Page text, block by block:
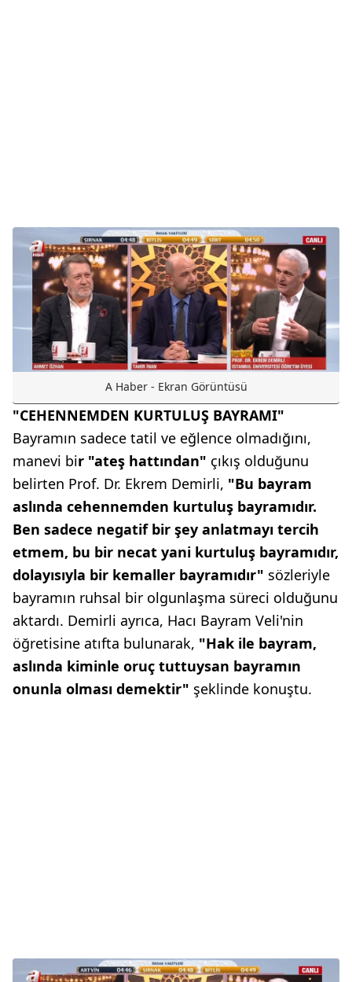
A Haber - Ekran Görüntüsü
"CEHENNEMDEN KURTULUŞ BAYRAMI"
Bayramın sadece tatil ve eğlence olmadığını,
manevi bir "ateş hattından" çıkış olduğunu
belirten Prof. Dr. Ekrem Demirli, "Bu bayram
aslında cehennemden kurtuluş bayramıdır.
Ben sadece negatif bir şey anlatmayı tercih
etmem, bu bir necat yani kurtuluş bayramıdır,
dolayısıyla bir kemaller bayramıdır" sözleriyle
bayramın ruhsal bir olgunlaşma süreci olduğunu
aktardı. Demirli ayrıca, Hacı Bayram Veli'nin
öğretisine atıfta bulunarak, "Hak ile bayram,
aslında kiminle oruç tuttuysan bayramın
onunla olması demektir" şeklinde konuştu.